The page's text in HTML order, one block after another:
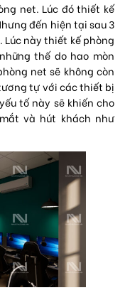
net. Lúc đó thiết kế
đến hiện tại sau 3
này thiết kế phòng
thế do hao mòn
net sẽ không còn
tự với các thiết bị
tố này sẽ khiến cho
và hút khách như